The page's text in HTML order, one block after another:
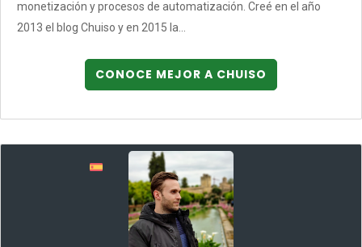
monetización y procesos de automatización. Creé en el año
2013 el blog Chuiso y en 2015 la...
CONOCE MEJOR A CHUISO